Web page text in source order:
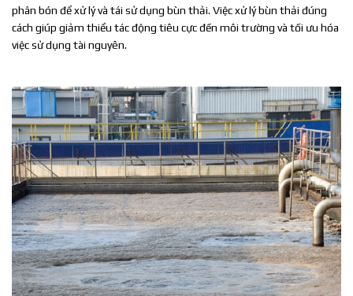
phân bón để xử lý và tái sử dụng bùn thải. Việc xử lý bùn thải đúng
cách giúp giảm thiểu tác động tiêu cực đến môi trường và tối ưu hóa
việc sử dụng tài nguyên.